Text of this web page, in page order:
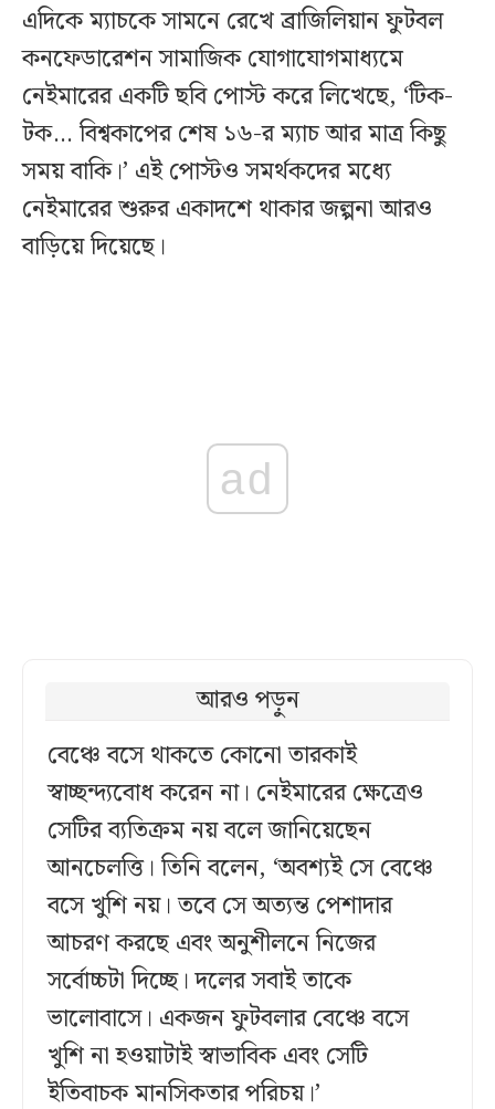
এদিকে ম্যাচকে সামনে রেখে ব্রাজিলিয়ান ফুটবল
কনফেডারেশন সামাজিক যোগাযোগমাধ্যমে
নেইমারের একটি ছবি পোস্ট করে লিখেছে, ‘টিক-
টক… বিশ্বকাপের শেষ ১৬-র ম্যাচ আর মাত্র কিছু
সময় বাকি।’ এই পোস্টও সমর্থকদের মধ্যে
নেইমারের শুরুর একাদশে থাকার জল্পনা আরও
বাড়িয়ে দিয়েছে।
ad
আরও পড়ুন
বেঞ্চে বসে থাকতে কোনো তারকাই
স্বাচ্ছন্দ্যবোধ করেন না। নেইমারের ক্ষেত্রেও
সেটির ব্যতিক্রম নয় বলে জানিয়েছেন
আনচেলত্তি। তিনি বলেন, ‘অবশ্যই সে বেঞ্চে
বসে খুশি নয়। তবে সে অত্যন্ত পেশাদার
আচরণ করছে এবং অনুশীলনে নিজের
সর্বোচ্চটা দিচ্ছে। দলের সবাই তাকে
ভালোবাসে। একজন ফুটবলার বেঞ্চে বসে
খুশি না হওয়াটাই স্বাভাবিক এবং সেটি
ইতিবাচক মানসিকতার পরিচয়।’